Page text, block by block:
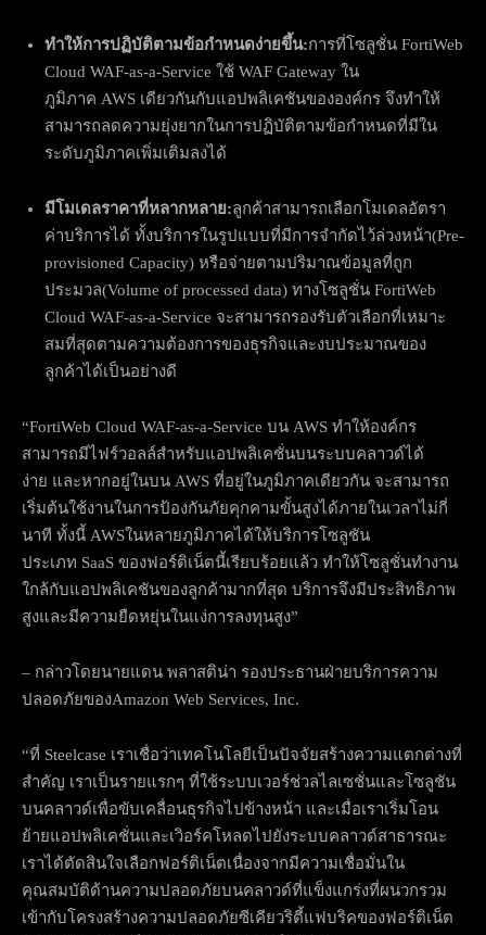
ทำให้การปฏิบัติตามข้อกำหนดง่ายขึ้น:การที่โซลูชั่น FortiWeb
Cloud WAF-as-a-Service ใช้ WAF Gateway ใน
ภูมิภาค AWS เดียวกันกับแอปพลิเคชันขององค์กร จึงทำให้
สามารถลดความยุ่งยากในการปฏิบัติตามข้อกำหนดที่มีใน
ระดับภูมิภาคเพิ่มเติมลงได้
มีโมเดลราคาที่หลากหลาย:ลูกค้าสามารถเลือกโมเดลอัตรา
ค่าบริการได้ ทั้งบริการในรูปแบบที่มีการจำกัดไว้ล่วงหน้า(Pre-
provisioned Capacity) หรือจ่ายตามปริมาณข้อมูลที่ถูก
ประมวล(Volume of processed data) ทางโซลูชั่น FortiWeb
Cloud WAF-as-a-Service จะสามารถรองรับตัวเลือกที่เหมาะ
สมที่สุดตามความต้องการของธุรกิจและงบประมาณของ
ลูกค้าได้เป็นอย่างดี
“FortiWeb Cloud WAF-as-a-Service บน AWS ทำให้องค์กร
สามารถมีไฟร์วอลล์สำหรับแอปพลิเคชั่นบนระบบคลาวด์ได้
ง่าย และหากอยู่ในบน AWS ที่อยู่ในภูมิภาคเดียวกัน จะสามารถ
เริ่มต้นใช้งานในการป้องกันภัยคุกคามขั้นสูงได้ภายในเวลาไม่กี่
นาที ทั้งนี้ AWSในหลายภูมิภาคได้ให้บริการโซลูชัน
ประเภท SaaS ของฟอร์ติเน็ตนี้เรียบร้อยแล้ว ทำให้โซลูชั่นทำงาน
ใกล้กับแอปพลิเคชันของลูกค้ามากที่สุด บริการจึงมีประสิทธิภาพ
สูงและมีความยืดหยุ่นในแง่การลงทุนสูง”
– กล่าวโดยนายแดน พลาสติน่า รองประธานฝ่ายบริการความ
ปลอดภัยของAmazon Web Services, Inc.
“ที่ Steelcase เราเชื่อว่าเทคโนโลยีเป็นปัจจัยสร้างความแตกต่างที่
สำคัญ เราเป็นรายแรกๆ ที่ใช้ระบบเวอร์ช่วลไลเซชั่นและโซลูชัน
บนคลาวด์เพื่อขับเคลื่อนธุรกิจไปข้างหน้า และเมื่อเราเริ่มโอน
ย้ายแอปพลิเคชั่นและเวิอร์คโหลดไปยังระบบคลาวด์สาธารณะ
เราได้ตัดสินใจเลือกฟอร์ติเน็ตเนื่องจากมีความเชื่อมั่นใน
คุณสมบัติด้านความปลอดภัยบนคลาวด์ที่แข็งแกร่งที่ผนวกรวม
เข้ากับโครงสร้างความปลอดภัยซีเคียวริตี้แฟบริคของฟอร์ติเน็ต